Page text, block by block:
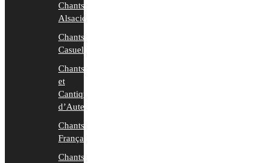
Chants
Alsaciens
Chants
Casuels
Chants
et
Cantiques
d’Auteurs
Chants
Français
Chants